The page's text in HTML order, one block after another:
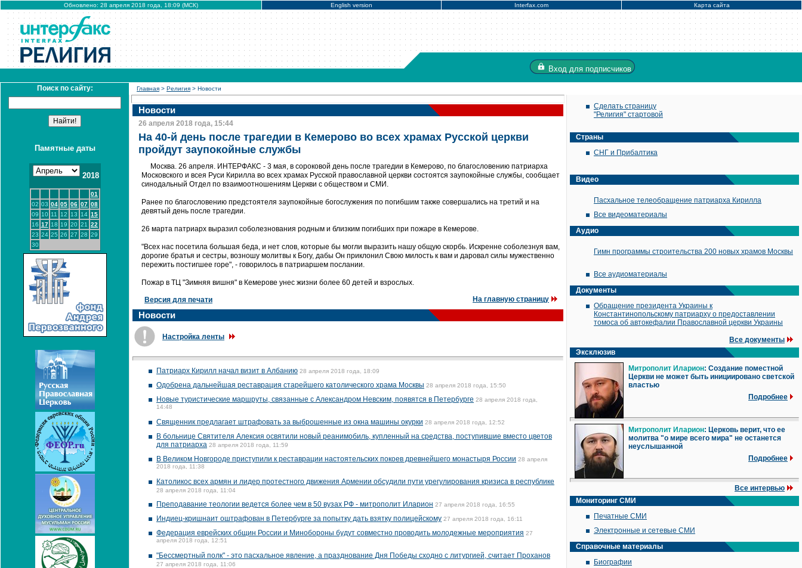
Обновлено: 28 апреля 2018 года, 18:09 (МСК) English version Interfax.com Карта сайта
Вход для подписчиков
Поиск по сайту:
Памятные даты
2018
01
02 03 04 05 06 07 08
09 10 11 12 13 14 15
16 17 18 19 20 21
22
23 24 25 26 27 28 29
30
Главная > Религия > Новости
Новости
26 апреля 2018 года, 15:44
На 40-й день после трагедии в Кемерово во всех храмах Русской церкви
пройдут заупокойные службы
Москва. 26 апреля. ИНТЕРФАКС - 3 мая, в сороковой день после трагедии в Кемерово, по благословению патриарха
Московского и всея Руси Кирилла во всех храмах Русской православной церкви состоятся заупокойные службы, сообщает
синодальный Отдел по взаимоотношениям Церкви с обществом и СМИ.
Ранее по благословению предстоятеля заупокойные богослужения по погибшим также совершались на третий и на
девятый день после трагедии.
26 марта патриарх выразил соболезнования родным и близким погибших при пожаре в Кемерове.
"Всех нас посетила большая беда, и нет слов, которые бы могли выразить нашу общую скорбь. Искренне соболезнуя вам,
дорогие братья и сестры, возношу молитвы к Богу, дабы Он приклонил Свою милость к вам и даровал силы мужественно
пережить постигшее горе", - говорилось в патриаршем послании.
Пожар в ТЦ "Зимняя вишня" в Кемерове унес жизни более 60 детей и взрослых.
Версия для печати На главную страницу
Новости
Настройка ленты
Патриарх Кирилл начал визит в Албанию 28 апреля 2018 года, 18:09
Одобрена дальнейшая реставрация старейшего католического храма Москвы 28 апреля 2018 года, 15:50
Новые туристические маршруты, связанные с Александром Невским, появятся в Петербурге 28 апреля 2018 года,
14:48
Священник предлагает штрафовать за выброшенные из окна машины окурки 28 апреля 2018 года, 12:52
В больнице Святителя Алексия освятили новый реанимобиль, купленный на средства, поступившие вместо цветов
для патриарха 28 апреля 2018 года, 11:59
В Великом Новгороде приступили к реставрации настоятельских покоев древнейшего монастыря России 28 апреля
2018 года, 11:38
Католикос всех армян и лидер протестного движения Армении обсудили пути урегулирования кризиса в республике
28 апреля 2018 года, 11:04
Преподавание теологии ведется более чем в 50 вузах РФ - митрополит Иларион 27 апреля 2018 года, 16:55
Индиец-кришнаит оштрафован в Петербурге за попытку дать взятку полицейскому 27 апреля 2018 года, 16:11
Федерация еврейских общин России и Минобороны будут совместно проводить молодежные мероприятия 27
апреля 2018 года, 12:51
"Бессмертный полк" - это пасхальное явление, а празднование Дня Победы сходно с литургией, считает Проханов
27 апреля 2018 года, 11:06
Сделать страницу
"Религия" стартовой
Страны
СНГ и Прибалтика
Видео
Пасхальное телеобращение патриарха Кирилла
Все видеоматериалы
Аудио
Гимн программы строительства 200 новых храмов Москвы
Все аудиоматериалы
Документы
Обращение президента Украины к
Константинопольскому патриарху о предоставлении
томоса об автокефалии Православной церкви Украины
Все документы
Эксклюзив
Митрополит Иларион: Создание поместной
Церкви не может быть инициировано светской
властью
Подробнее
Митрополит Иларион: Церковь верит, что ее
молитва "о мире всего мира" не останется
неуслышанной
Подробнее
Все интервью
Мониторинг СМИ
Печатные СМИ
Электронные и сетевые СМИ
Справочные материалы
Биографии